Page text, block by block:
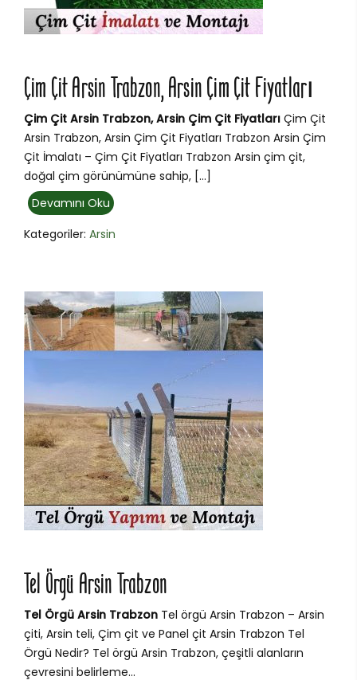
Çim Çit Arsin Trabzon, Arsin Çim Çit Fiyatları
Çim Çit Arsin Trabzon, Arsin Çim Çit Fiyatları Çim Çit
Arsin Trabzon, Arsin Çim Çit Fiyatları Trabzon Arsin Çim
Çit İmalatı – Çim Çit Fiyatları Trabzon Arsin çim çit,
doğal çim görünümüne sahip, […]
Devamını Oku
Kategoriler: Arsin
Tel Örgü Arsin Trabzon
Tel Örgü Arsin Trabzon Tel örgü Arsin Trabzon – Arsin
çiti, Arsin teli, Çim çit ve Panel çit Arsin Trabzon Tel
Örgü Nedir? Tel örgü Arsin Trabzon, çeşitli alanların
çevresini belirleme...